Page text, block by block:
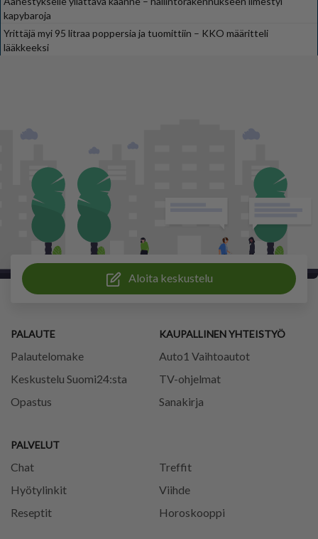
kapybaroja
Yrittäjä myi 95 litraa poppersia ja tuomittiin – KKO määritteli
lääkkeeksi
Aloita keskustelu
PALAUTE
Palautelomake
Keskustelu Suomi24:sta
Opastus
PALVELUT
Chat
Treffit
Hyötylinkit
Viihde
Reseptit
Horoskooppi
KAUPALLINEN YHTEISTYÖ
Auto1 Vaihtoautot
TV-ohjelmat
Sanakirja